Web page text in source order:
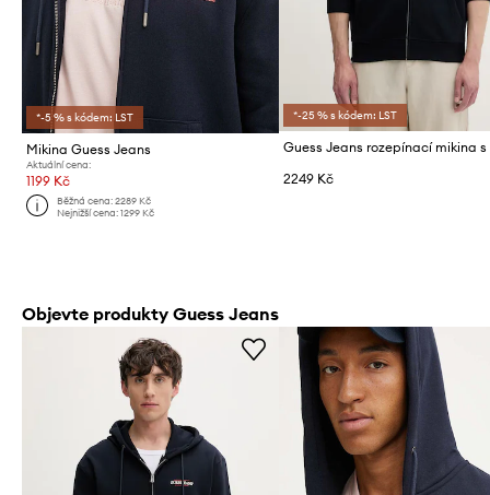
*-5 % s kódem: LST
Mikina Guess Jeans
Aktuální cena:
1199 Kč
Běžná cena:2289 Kč
Nejnižší cena:1299 Kč
*-25 % s kódem: LST
2249 Kč
Objevte produkty Guess Jeans